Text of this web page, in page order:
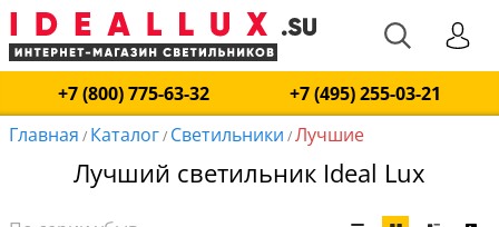
+7 (800) 775-63-32
+7 (495) 255-03-21
Главная / Каталог/ Светильники /Лучшие
Лучший светильник Ideal Lux